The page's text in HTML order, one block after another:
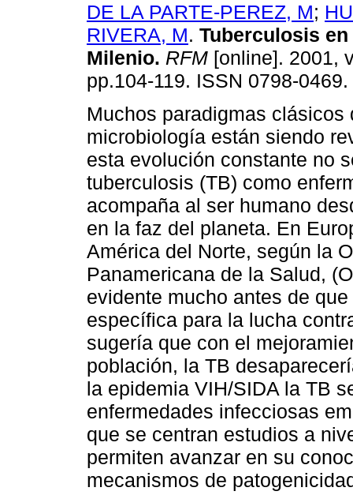
DE LA PARTE-PEREZ, M;
RIVERA, M. Tuberculosis
Milenio. RFM [online]. 2001,
pp.104-119. ISSN 0798-0469.
Muchos paradigmas clásicos
microbiología están siendo
esta evolución constante no
tuberculosis (TB) como
acompaña al ser humano
en la faz del planeta. En
América del Norte, según la
Panamericana de la Salud,
evidente mucho antes de
específica para la lucha
sugería que con el
población, la TB
la epidemia VIH/SIDA la TB
enfermedades infecciosas
que se centran estudios a
permiten avanzar en su
mecanismos de